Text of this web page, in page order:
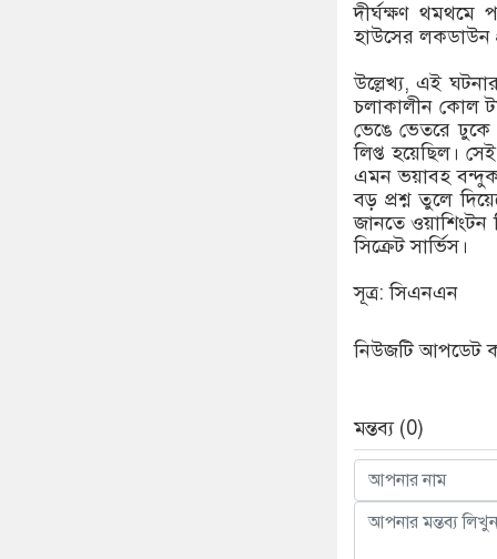
দীর্ঘক্ষণ থমথমে
হাউসের লকডাউন
উল্লেখ্য, এই
চলাকালীন কোল
ভেঙে ভেতরে ঢুকে
লিপ্ত হয়েছিল।
এমন ভয়াবহ
বড় প্রশ্ন তুলে
জানতে ওয়াশিংটন
সিক্রেট সার্ভিস।
সূত্র: সিএনএন
নিউজটি আপডেট
মন্তব্য (0)